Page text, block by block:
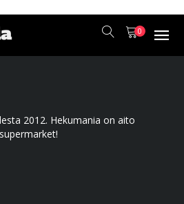
0
2012. Hekumania on aito